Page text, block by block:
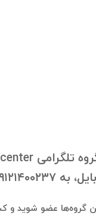
فرمایید.
گروه‌ها عضو شوید و